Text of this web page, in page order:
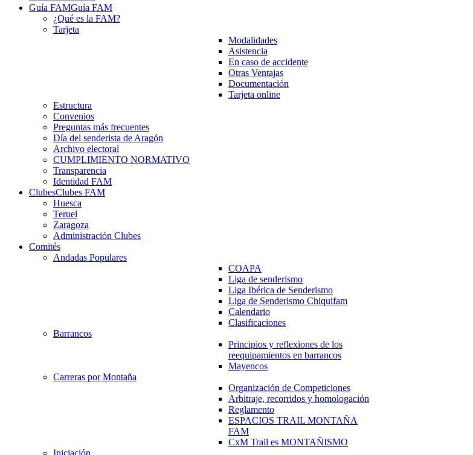
Guía FAMGuía FAM
¿Qué es la FAM?
Tarjeta
Modalidades
Asistencia
En caso de accidente
Otras Ventajas
Documentación
Tarjeta online
Estructura
Convenios
Preguntas más frecuentes
Día del senderista de Aragón
Archivo electoral
CUMPLIMIENTO NORMATIVO
Transparencia
Identidad FAM
ClubesClubes FAM
Huesca
Teruel
Zaragoza
Administración Clubes
Comités
Andadas Populares
COAPA
Liga de senderismo
Liga Ibérica de Senderismo
Liga de Senderismo Chiquifam
Calendario
Clasificaciones
Barrancos
Principios y reflexiones de los
reequipamientos en barrancos
Mayencos
Carreras por Montaña
Organización de Competiciones
Arbitraje, recorridos y homologación
Reglamento
ESPACIOS TRAIL MONTAÑA
FAM
CxM Trail es MONTAÑISMO
Iniciación